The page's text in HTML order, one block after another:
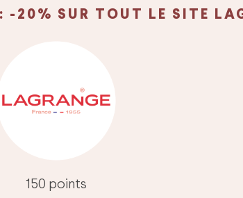
-20% SUR TOUT LE SITE
150 points